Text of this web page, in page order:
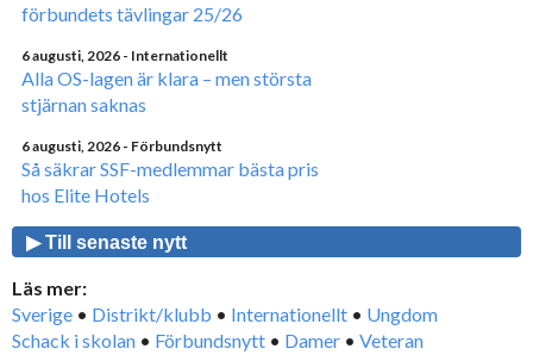
förbundets tävlingar 25/26
6 augusti, 2026 - Internationellt
Alla OS-lagen är klara – men största
stjärnan saknas
6 augusti, 2026 - Förbundsnytt
Så säkrar SSF-medlemmar bästa pris
hos Elite Hotels
▶ Till senaste nytt
Läs mer:
Sverige • Distrikt/klubb • Internationellt • Ungdom
Schack i skolan • Förbundsnytt • Damer • Veteran